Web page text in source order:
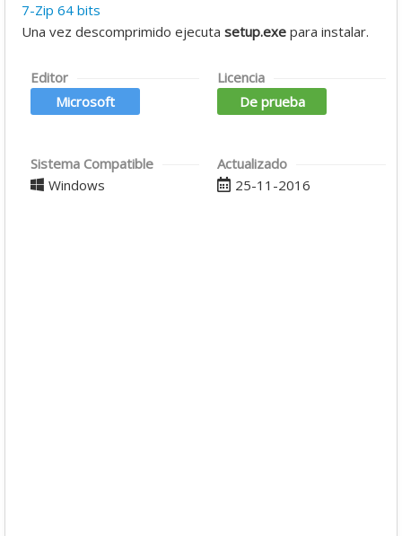
7-Zip 64 bits
Una vez descomprimido ejecuta setup.exe para instalar.
Editor
Microsoft
Licencia
De prueba
Sistema Compatible
Windows
Actualizado
25-11-2016